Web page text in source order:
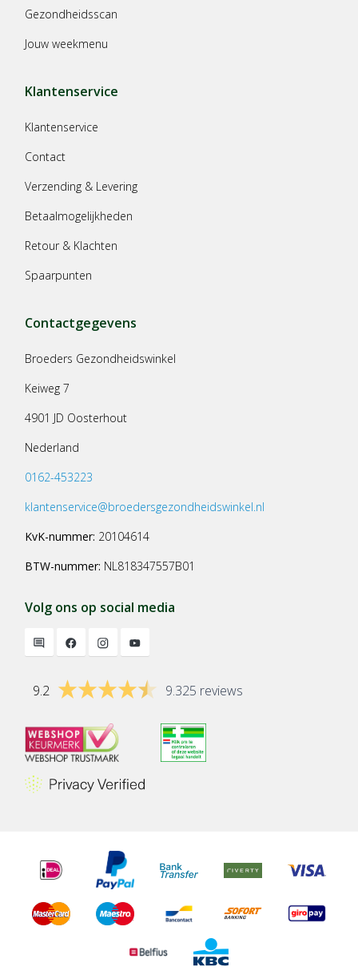
Gezondheidsscan
Jouw weekmenu
Klantenservice
Klantenservice
Contact
Verzending & Levering
Betaalmogelijkheden
Retour & Klachten
Spaarpunten
Contactgegevens
Broeders Gezondheidswinkel
Keiweg 7
4901 JD Oosterhout
Nederland
0162-453223
klantenservice@broedersgezondheidswinkel.nl
KvK-nummer: 20104614
BTW-nummer: NL818347557B01
Volg ons op social media
9.2 9.325 reviews